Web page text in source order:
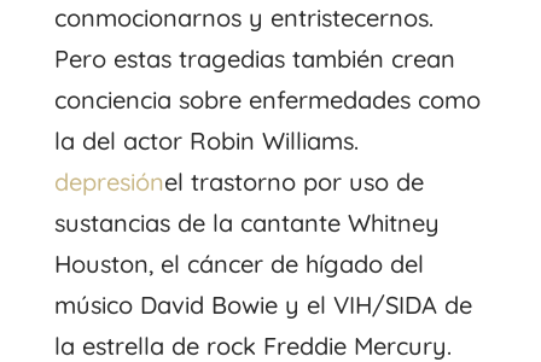
conmocionarnos y entristecernos.
Pero estas tragedias también crean
conciencia sobre enfermedades como
la del actor Robin Williams.
depresiónel trastorno por uso de
sustancias de la cantante Whitney
Houston, el cáncer de hígado del
músico David Bowie y el VIH/SIDA de
la estrella de rock Freddie Mercury.